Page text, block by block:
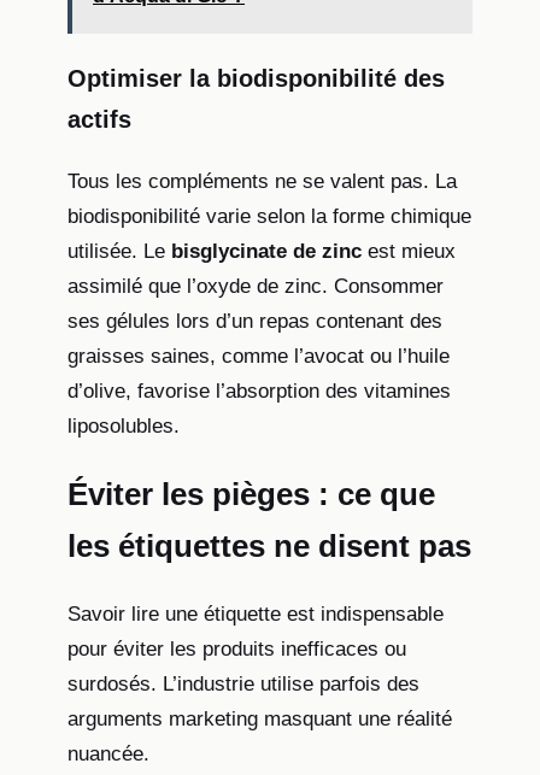
Optimiser la biodisponibilité des
actifs
Tous les compléments ne se valent pas. La
biodisponibilité varie selon la forme chimique
utilisée. Le bisglycinate de zinc est mieux
assimilé que l’oxyde de zinc. Consommer
ses gélules lors d’un repas contenant des
graisses saines, comme l’avocat ou l’huile
d’olive, favorise l’absorption des vitamines
liposolubles.
Éviter les pièges : ce que
les étiquettes ne disent pas
Savoir lire une étiquette est indispensable
pour éviter les produits inefficaces ou
surdosés. L’industrie utilise parfois des
arguments marketing masquant une réalité
nuancée.